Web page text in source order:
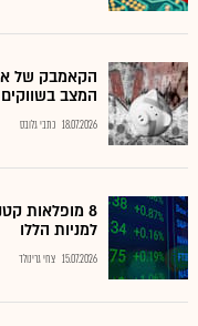
המצב בשווקים
18.07.2026 כתבי גלובס
8 מופלאות
למניות הללו
15.07.2026 צחי גרינולד